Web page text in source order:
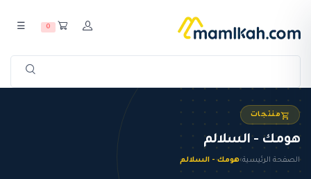
0
☰
منتجات
هومك - السلالم
الصفحة الرئيسية›هومك - السلالم